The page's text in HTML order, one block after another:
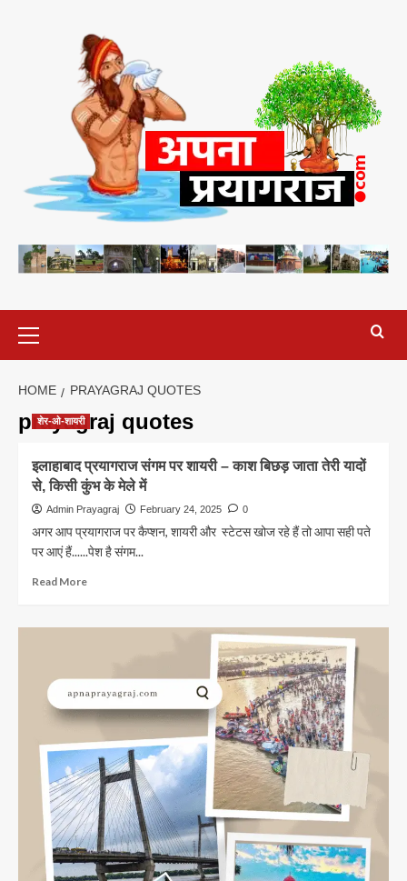
Menu
HOME PRAYAGRAJ QUOTES
prayagraj quotes
शेर-ओ-शायरी
इलाहाबाद प्रयागराज संगम पर शायरी – काश बिछड़ जाता तेरी यादों
से, किसी कुंभ के मेले में
Admin Prayagraj February 24, 2025 0
अगर आप प्रयागराज पर कैप्शन, शायरी और स्टेटस खोज रहे हैं तो आपा सही पते
पर आएं हैं......पेश है संगम...
Read MoreRead
इलाहाबाद
पर
शायरी
–
बिछड़
जाता
तेरी
यादों
से,
किसी
कुंभ
के